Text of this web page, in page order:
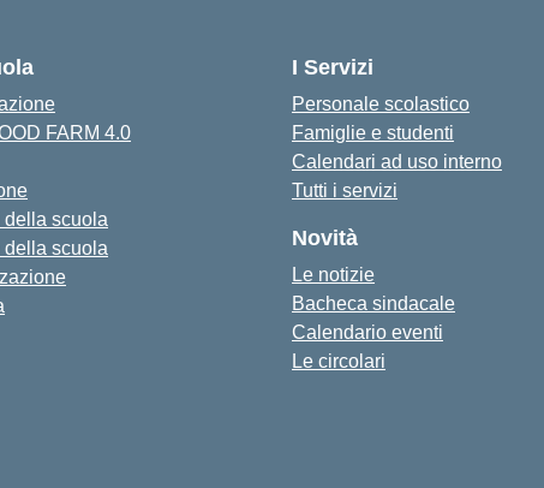
FARM 4.0
della scuola
della scuola
I Servizi
Personale scolastico
Famiglie e studenti
Calendari ad uso interno
Tutti i servizi
Novità
Le notizie
Bacheca sindacale
Calendario eventi
Le circolari